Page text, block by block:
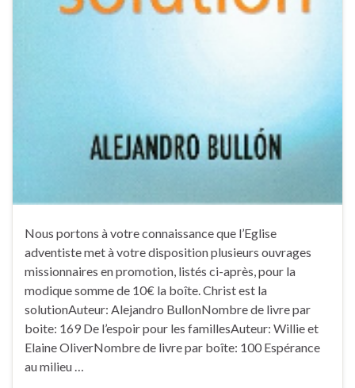
Nous portons à votre connaissance que l’Eglise
adventiste met à votre disposition plusieurs ouvrages
missionnaires en promotion, listés ci-après, pour la
modique somme de 10€ la boîte. Christ est la
solutionAuteur: Alejandro BullonNombre de livre par
boite: 169 De l’espoir pour les famillesAuteur: Willie et
Elaine OliverNombre de livre par boîte: 100 Espérance
au milieu …